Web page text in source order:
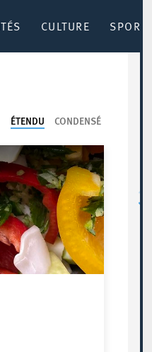
CULTURE SPORT
ÉTENDU CONDENSÉ